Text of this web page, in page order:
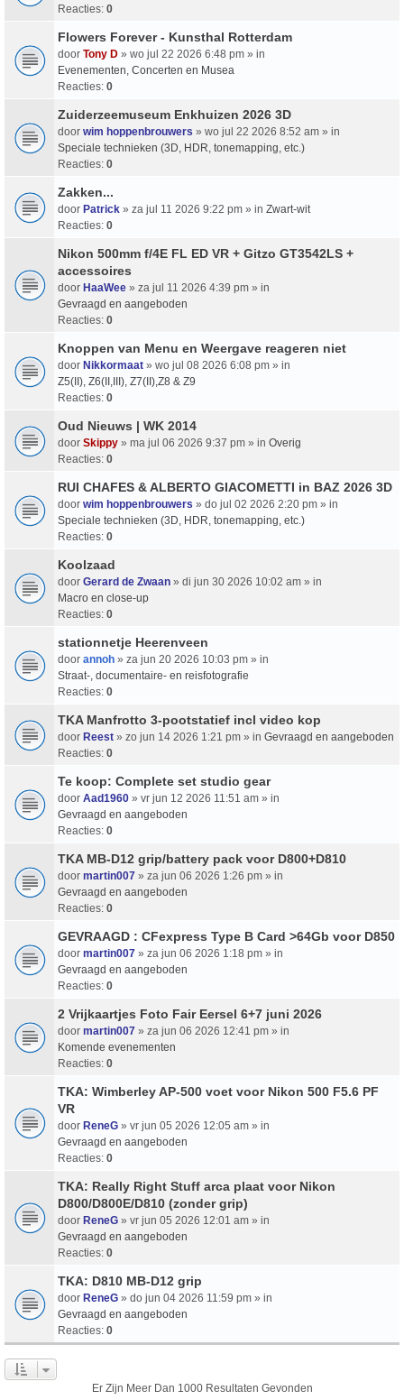
Reacties: 0
Flowers Forever - Kunsthal Rotterdam
door Tony D » wo jul 22 2026 6:48 pm » in
Evenementen, Concerten en Musea
Reacties: 0
Zuiderzeemuseum Enkhuizen 2026 3D
door wim hoppenbrouwers » wo jul 22 2026 8:52 am » in
Speciale technieken (3D, HDR, tonemapping, etc.)
Reacties: 0
Zakken...
door Patrick » za jul 11 2026 9:22 pm » in Zwart-wit
Reacties: 0
Nikon 500mm f/4E FL ED VR + Gitzo GT3542LS +
accessoires
door HaaWee » za jul 11 2026 4:39 pm » in
Gevraagd en aangeboden
Reacties: 0
Knoppen van Menu en Weergave reageren niet
door Nikkormaat » wo jul 08 2026 6:08 pm » in
Z5(II), Z6(II,III), Z7(II),Z8 & Z9
Reacties: 0
Oud Nieuws | WK 2014
door Skippy » ma jul 06 2026 9:37 pm » in Overig
Reacties: 0
RUI CHAFES & ALBERTO GIACOMETTI in BAZ 2026 3D
door wim hoppenbrouwers » do jul 02 2026 2:20 pm » in
Speciale technieken (3D, HDR, tonemapping, etc.)
Reacties: 0
Koolzaad
door Gerard de Zwaan » di jun 30 2026 10:02 am » in
Macro en close-up
Reacties: 0
stationnetje Heerenveen
door annoh » za jun 20 2026 10:03 pm » in
Straat-, documentaire- en reisfotografie
Reacties: 0
TKA Manfrotto 3-pootstatief incl video kop
door Reest » zo jun 14 2026 1:21 pm » in Gevraagd en aangeboden
Reacties: 0
Te koop: Complete set studio gear
door Aad1960 » vr jun 12 2026 11:51 am » in
Gevraagd en aangeboden
Reacties: 0
TKA MB-D12 grip/battery pack voor D800+D810
door martin007 » za jun 06 2026 1:26 pm » in
Gevraagd en aangeboden
Reacties: 0
GEVRAAGD : CFexpress Type B Card >64Gb voor D850
door martin007 » za jun 06 2026 1:18 pm » in
Gevraagd en aangeboden
Reacties: 0
2 Vrijkaartjes Foto Fair Eersel 6+7 juni 2026
door martin007 » za jun 06 2026 12:41 pm » in
Komende evenementen
Reacties: 0
TKA: Wimberley AP-500 voet voor Nikon 500 F5.6 PF
VR
door ReneG » vr jun 05 2026 12:05 am » in
Gevraagd en aangeboden
Reacties: 0
TKA: Really Right Stuff arca plaat voor Nikon
D800/D800E/D810 (zonder grip)
door ReneG » vr jun 05 2026 12:01 am » in
Gevraagd en aangeboden
Reacties: 0
TKA: D810 MB-D12 grip
door ReneG » do jun 04 2026 11:59 pm » in
Gevraagd en aangeboden
Reacties: 0
Er Zijn Meer Dan 1000 Resultaten Gevonden